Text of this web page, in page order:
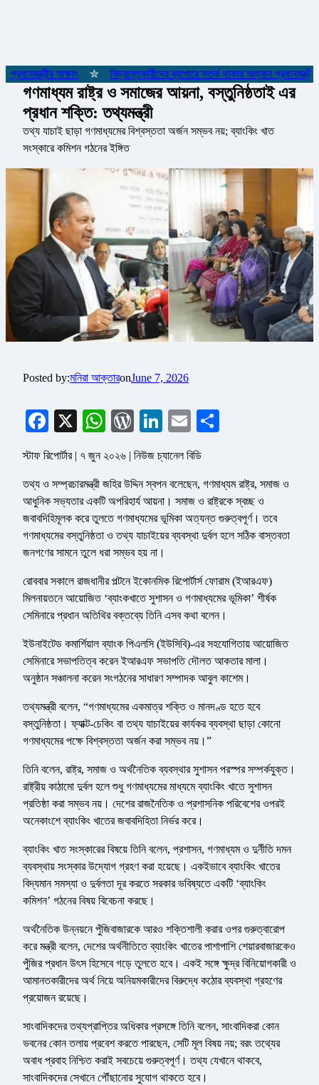
সাক্ষাৎ ✮ বিভ্রান্তকারীদের ব্যাপারে সতর্ক থাকার আহ্বান প্রধানমন্ত্রীর
গণমাধ্যম রাষ্ট্র ও সমাজের আয়না, বস্তুনিষ্ঠতাই এর
প্রধান শক্তি: তথ্যমন্ত্রী
তথ্য যাচাই ছাড়া গণমাধ্যমের বিশ্বস্ততা অর্জন সম্ভব নয়; ব্যাংকিং খাত
সংস্কারে কমিশন গঠনের ইঙ্গিত
Posted by:মনিরা আক্তারonJune 7, 2026
Facebook
X WhatsApp
WordPress
LinkedIn
Email
স্টাফ রিপোর্টার | ৭ জুন ২০২৬ | নিউজ চ্যানেল বিডি
তথ্য ও সম্প্রচারমন্ত্রী জহির উদ্দিন স্বপন বলেছেন, গণমাধ্যম রাষ্ট্র, সমাজ ও
আধুনিক সভ্যতার একটি অপরিহার্য আয়না। সমাজ ও রাষ্ট্রকে স্বচ্ছ ও
জবাবদিহিমূলক করে তুলতে গণমাধ্যমের ভূমিকা অত্যন্ত গুরুত্বপূর্ণ। তবে
গণমাধ্যমের বস্তুনিষ্ঠতা ও তথ্য যাচাইয়ের ব্যবস্থা দুর্বল হলে সঠিক বাস্তবতা
জনগণের সামনে তুলে ধরা সম্ভব হয় না।
রোববার সকালে রাজধানীর পল্টনে ইকোনমিক রিপোর্টার্স ফোরাম (ইআরএফ)
মিলনায়তনে আয়োজিত ‘ব্যাংকখাতে সুশাসন ও গণমাধ্যমের ভূমিকা’ শীর্ষক
সেমিনারে প্রধান অতিথির বক্তব্যে তিনি এসব কথা বলেন।
ইউনাইটেড কমার্শিয়াল ব্যাংক পিএলসি (ইউসিবি)-এর সহযোগিতায় আয়োজিত
সেমিনারে সভাপতিত্ব করেন ইআরএফ সভাপতি দৌলত আকতার মালা।
অনুষ্ঠান সঞ্চালনা করেন সংগঠনের সাধারণ সম্পাদক আবুল কাশেম।
তথ্যমন্ত্রী বলেন, “গণমাধ্যমের একমাত্র শক্তি ও মানদণ্ড হতে হবে
বস্তুনিষ্ঠতা। ফ্যাক্ট-চেকিং বা তথ্য যাচাইয়ের কার্যকর ব্যবস্থা ছাড়া কোনো
গণমাধ্যমের পক্ষে বিশ্বস্ততা অর্জন করা সম্ভব নয়।”
তিনি বলেন, রাষ্ট্র, সমাজ ও অর্থনৈতিক ব্যবস্থার সুশাসন পরস্পর সম্পর্কযুক্ত।
রাষ্ট্রীয় কাঠামো দুর্বল হলে শুধু গণমাধ্যমের মাধ্যমে ব্যাংকিং খাতে সুশাসন
প্রতিষ্ঠা করা সম্ভব নয়। দেশের রাজনৈতিক ও প্রশাসনিক পরিবেশের ওপরই
অনেকাংশে ব্যাংকিং খাতের জবাবদিহিতা নির্ভর করে।
ব্যাংকিং খাত সংস্কারের বিষয়ে তিনি বলেন, প্রশাসন, গণমাধ্যম ও দুর্নীতি দমন
ব্যবস্থায় সংস্কার উদ্যোগ গ্রহণ করা হয়েছে। একইভাবে ব্যাংকিং খাতের
বিদ্যমান সমস্যা ও দুর্বলতা দূর করতে সরকার ভবিষ্যতে একটি ‘ব্যাংকিং
কমিশন’ গঠনের বিষয় বিবেচনা করছে।
অর্থনৈতিক উন্নয়নে পুঁজিবাজারকে আরও শক্তিশালী করার ওপর গুরুত্বারোপ
করে মন্ত্রী বলেন, দেশের অর্থনীতিতে ব্যাংকিং খাতের পাশাপাশি শেয়ারবাজারকেও
পুঁজির প্রধান উৎস হিসেবে গড়ে তুলতে হবে। একই সঙ্গে ক্ষুদ্র বিনিয়োগকারী ও
আমানতকারীদের অর্থ নিয়ে অনিয়মকারীদের বিরুদ্ধে কঠোর ব্যবস্থা গ্রহণের
প্রয়োজন রয়েছে।
সাংবাদিকদের তথ্যপ্রাপ্তির অধিকার প্রসঙ্গে তিনি বলেন, সাংবাদিকরা কোন
ভবনের কোন তলায় প্রবেশ করতে পারছেন, সেটি মূল বিষয় নয়; বরং তথ্যের
অবাধ প্রবাহ নিশ্চিত করাই সবচেয়ে গুরুত্বপূর্ণ। তথ্য যেখানে থাকবে,
সাংবাদিকদের সেখানে পৌঁছানোর সুযোগ থাকতে হবে।